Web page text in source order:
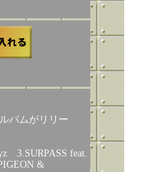
バムがリリー
3.SURPASS feat.
&